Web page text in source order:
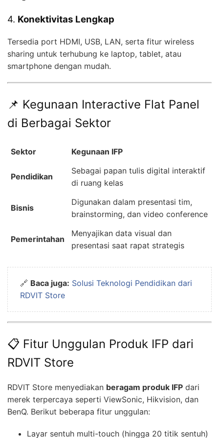
4. Konektivitas Lengkap
Tersedia port HDMI, USB, LAN, serta fitur wireless
sharing untuk terhubung ke laptop, tablet, atau
smartphone dengan mudah.
📌 Kegunaan Interactive Flat Panel
di Berbagai Sektor
Sektor Kegunaan IFP
Pendidikan
Sebagai papan tulis digital interaktif
di ruang kelas
Bisnis
Digunakan dalam presentasi tim,
brainstorming, dan video conference
Pemerintahan
Menyajikan data visual dan
presentasi saat rapat strategis
🔗 Baca juga: Solusi Teknologi Pendidikan dari
RDVIT Store
📋 Fitur Unggulan Produk IFP dari
RDVIT Store
RDVIT Store menyediakan beragam produk IFP dari
merek terpercaya seperti ViewSonic, Hikvision, dan
BenQ. Berikut beberapa fitur unggulan:
Layar sentuh multi-touch (hingga 20 titik sentuh)